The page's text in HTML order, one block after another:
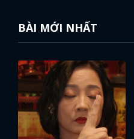
BÀI MỚI NHẤT